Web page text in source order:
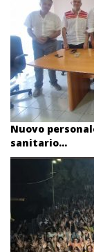
Nuovo
sanitario...